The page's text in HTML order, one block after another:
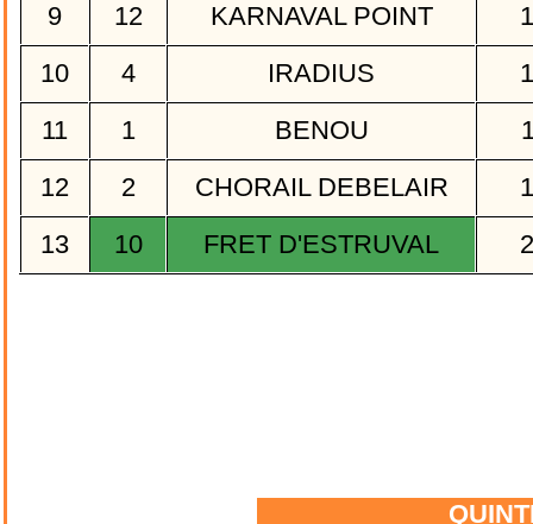
9
12 KARNAVAL POINT
10
4 IRADIUS
11
1 BENOU
12
2 CHORAIL DEBELAIR
13
10 FRET D'ESTRUVAL